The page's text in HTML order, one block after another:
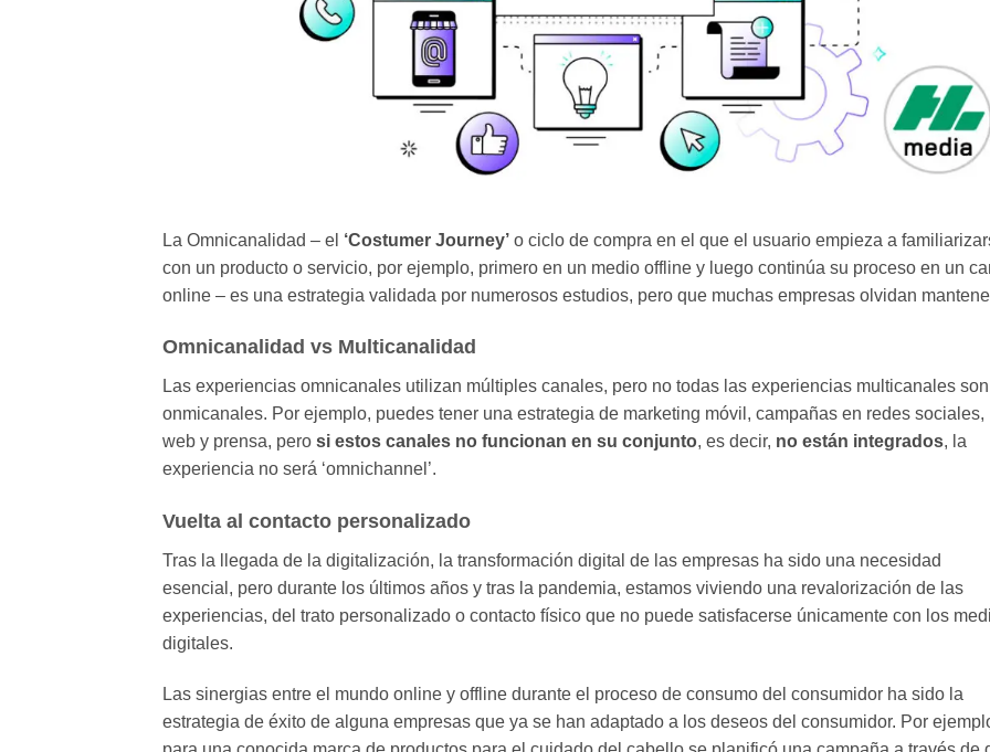
La Omnicanalidad – el ‘Costumer Journey’ o ciclo de compra en el que el usuario empieza a
con un producto o servicio, por ejemplo, primero en un medio offline y luego continúa su proceso en un
online – es una estrategia validada por numerosos estudios, pero que muchas empresas olvidan
Omnicanalidad vs Multicanalidad
Las experiencias omnicanales utilizan múltiples canales, pero no todas las experiencias multicanales son
onmicanales. Por ejemplo, puedes tener una estrategia de marketing móvil, campañas en redes sociales,
web y prensa, pero si estos canales no funcionan en su conjunto, es decir, no están integrados, la
experiencia no será ‘omnichannel’.
Vuelta al contacto personalizado
Tras la llegada de la digitalización, la transformación digital de las empresas ha sido una necesidad
esencial, pero durante los últimos años y tras la pandemia, estamos viviendo una revalorización de las
experiencias, del trato personalizado o contacto físico que no puede satisfacerse únicamente con los
digitales.
Las sinergias entre el mundo online y offline durante el proceso de consumo del consumidor ha sido la
estrategia de éxito de alguna empresas que ya se han adaptado a los deseos del consumidor. Por